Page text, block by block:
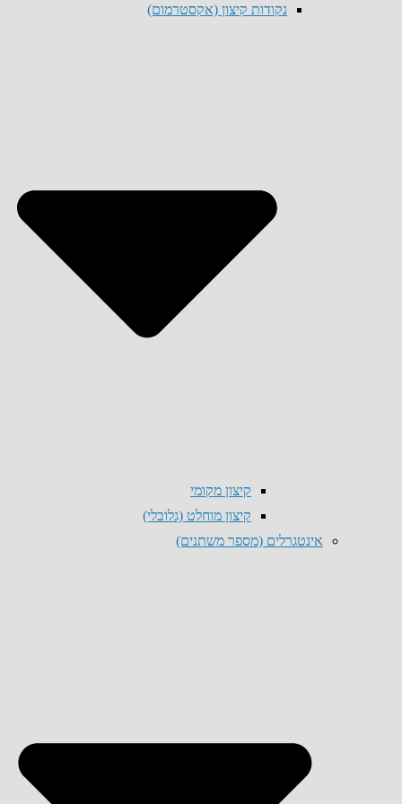
נקודות קיצון (אקסטרמום)
קיצון מקומי
קיצון מוחלט (גלובלי)
אינטגרלים (מספר משתנים)